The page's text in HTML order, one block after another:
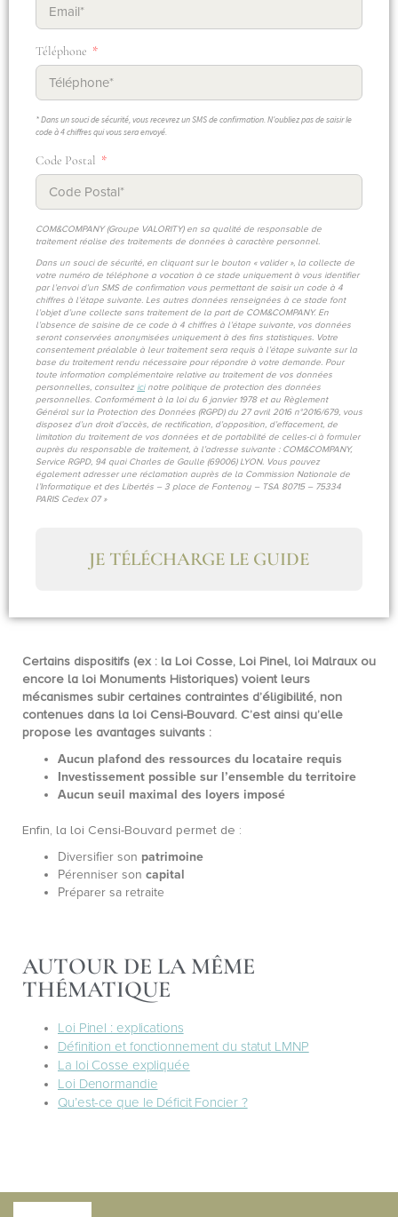
Téléphone
* Dans un souci de sécurité, vous recevrez un SMS de confirmation. N'oubliez pas de saisir le
code à 4 chiffres qui vous sera envoyé.
Code Postal
COM&COMPANY (Groupe VALORITY) en sa qualité de responsable de
traitement réalise des traitements de données à caractère personnel.
Dans un souci de sécurité, en cliquant sur le bouton « valider », la collecte de
votre numéro de téléphone a vocation à ce stade uniquement à vous identifier
par l’envoi d’un SMS de confirmation vous permettant de saisir un code à 4
chiffres à l’étape suivante. Les autres données renseignées à ce stade font
l’objet d’une collecte sans traitement de la part de COM&COMPANY. En
l’absence de saisine de ce code à 4 chiffres à l’étape suivante, vos données
seront conservées anonymisées uniquement à des fins statistiques. Votre
consentement préalable à leur traitement sera requis à l’étape suivante sur la
base du traitement rendu nécessaire pour répondre à votre demande. Pour
toute information complémentaire relative au traitement de vos données
personnelles, consultez icinotre politique de protection des données
personnelles. Conformément à la loi du 6 janvier 1978 et au Règlement
Général sur la Protection des Données (RGPD) du 27 avril 2016 n°2016/679, vous
disposez d’un droit d’accès, de rectification, d’opposition, d’effacement, de
limitation du traitement de vos données et de portabilité de celles-ci à formuler
auprès du responsable de traitement, à l’adresse suivante : COM&COMPANY,
Service RGPD, 94 quai Charles de Gaulle (69006) LYON. Vous pouvez
également adresser une réclamation auprès de la Commission Nationale de
l’Informatique et des Libertés – 3 place de Fontenoy – TSA 80715 – 75334
PARIS Cedex 07 »
JE TÉLÉCHARGE LE GUIDE
Certains dispositifs (ex : la Loi Cosse, Loi Pinel, loi Malraux ou
encore la loi Monuments Historiques) voient leurs
mécanismes subir certaines contraintes d’éligibilité, non
contenues dans la loi Censi-Bouvard. C’est ainsi qu’elle
propose les avantages suivants :
Aucun plafond des ressources du locataire requis
Investissement possible sur l’ensemble du territoire
Aucun seuil maximal des loyers imposé
Enfin, la loi Censi-Bouvard permet de :
Diversifier son patrimoine
Pérenniser son capital
Préparer sa retraite
AUTOUR DE LA MÊME
THÉMATIQUE
Loi Pinel : explications
Définition et fonctionnement du statut LMNP
La loi Cosse expliquée
Loi Denormandie
Qu’est-ce que le Déficit Foncier ?